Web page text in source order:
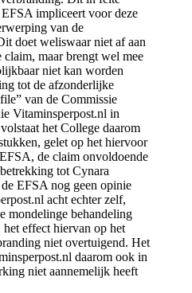
impliceert voor deze
van de
doet weliswaar niet af aan
claim, maar brengt wel mee
niet kan worden
tot de afzonderlijke
file” van de Commissie
Vitamins­perpost.nl in
het College daarom
gelet op het hiervoor
de claim onvoldoende
tot Cynara
EFSA nog geen opinie
acht echter zelf,
mondelinge behandeling
het effect hiervan op het
niet overtuigend. Het
daarom ook in
niet aannemelijk heeft